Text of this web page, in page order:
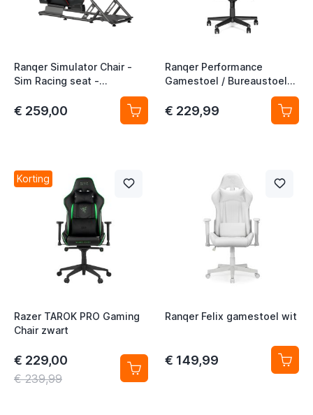
Ranqer Simulator Chair -
Sim Racing seat -
€ 259,00
Ranqer Performance
Gamestoel / Bureaustoel
€ 229,99
Korting
Razer TAROK PRO Gaming
Chair zwart
€ 229,00
€ 239,99
Ranqer Felix gamestoel wit
€ 149,99